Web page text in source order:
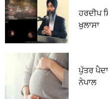
ਹਰਦੀਪ
ਖੁਲਾਸਾ
ਪੁੱਤਰ
ਨੇਪਾਲ